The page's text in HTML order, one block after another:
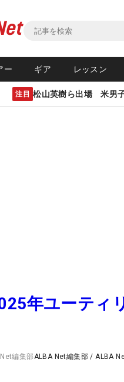
ー ギア レッスン
注目 松山英樹ら出場 米男
年ユーティ
編集部ALBA Net編集部 /ALBA